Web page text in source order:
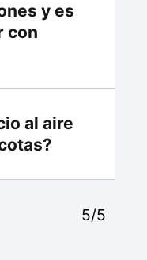
y es
con
al aire
5/5